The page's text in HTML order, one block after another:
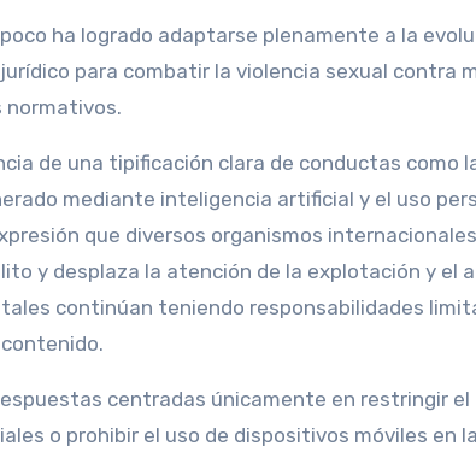
ha logrado adaptarse plenamente a la
para combatir la violencia sexual contra
de una tipificación clara de conductas como
mediante inteligencia artificial y el uso
que diversos organismos
y desplaza la atención de la explotación y el
continúan teniendo responsabilidades
centradas únicamente en restringir el
o prohibir el uso de dispositivos móviles en